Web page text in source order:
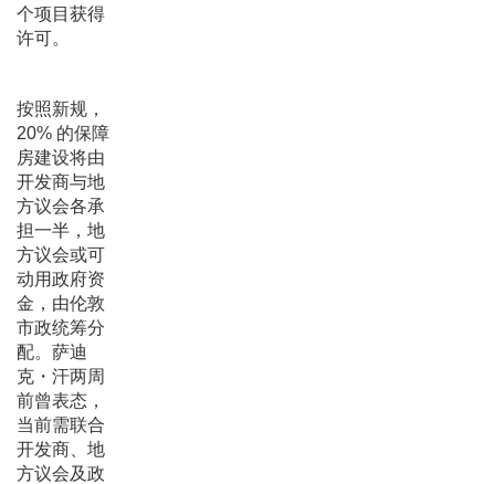
个项目获得
许可。
按照新规，
20% 的保障
房建设将由
开发商与地
方议会各承
担一半，地
方议会或可
动用政府资
金，由伦敦
市政统筹分
配。萨迪
克・汗两周
前曾表态，
当前需联合
开发商、地
方议会及政